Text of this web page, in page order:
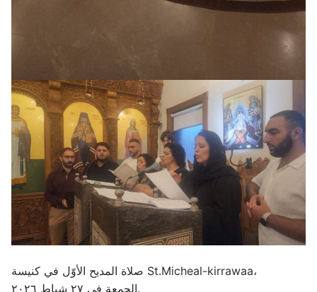
صلاة المديح الأوّل في كنيسة St.Micheal-kirrawaa،
الجمعة في ٢٧ شباط ٢٠٢٦.